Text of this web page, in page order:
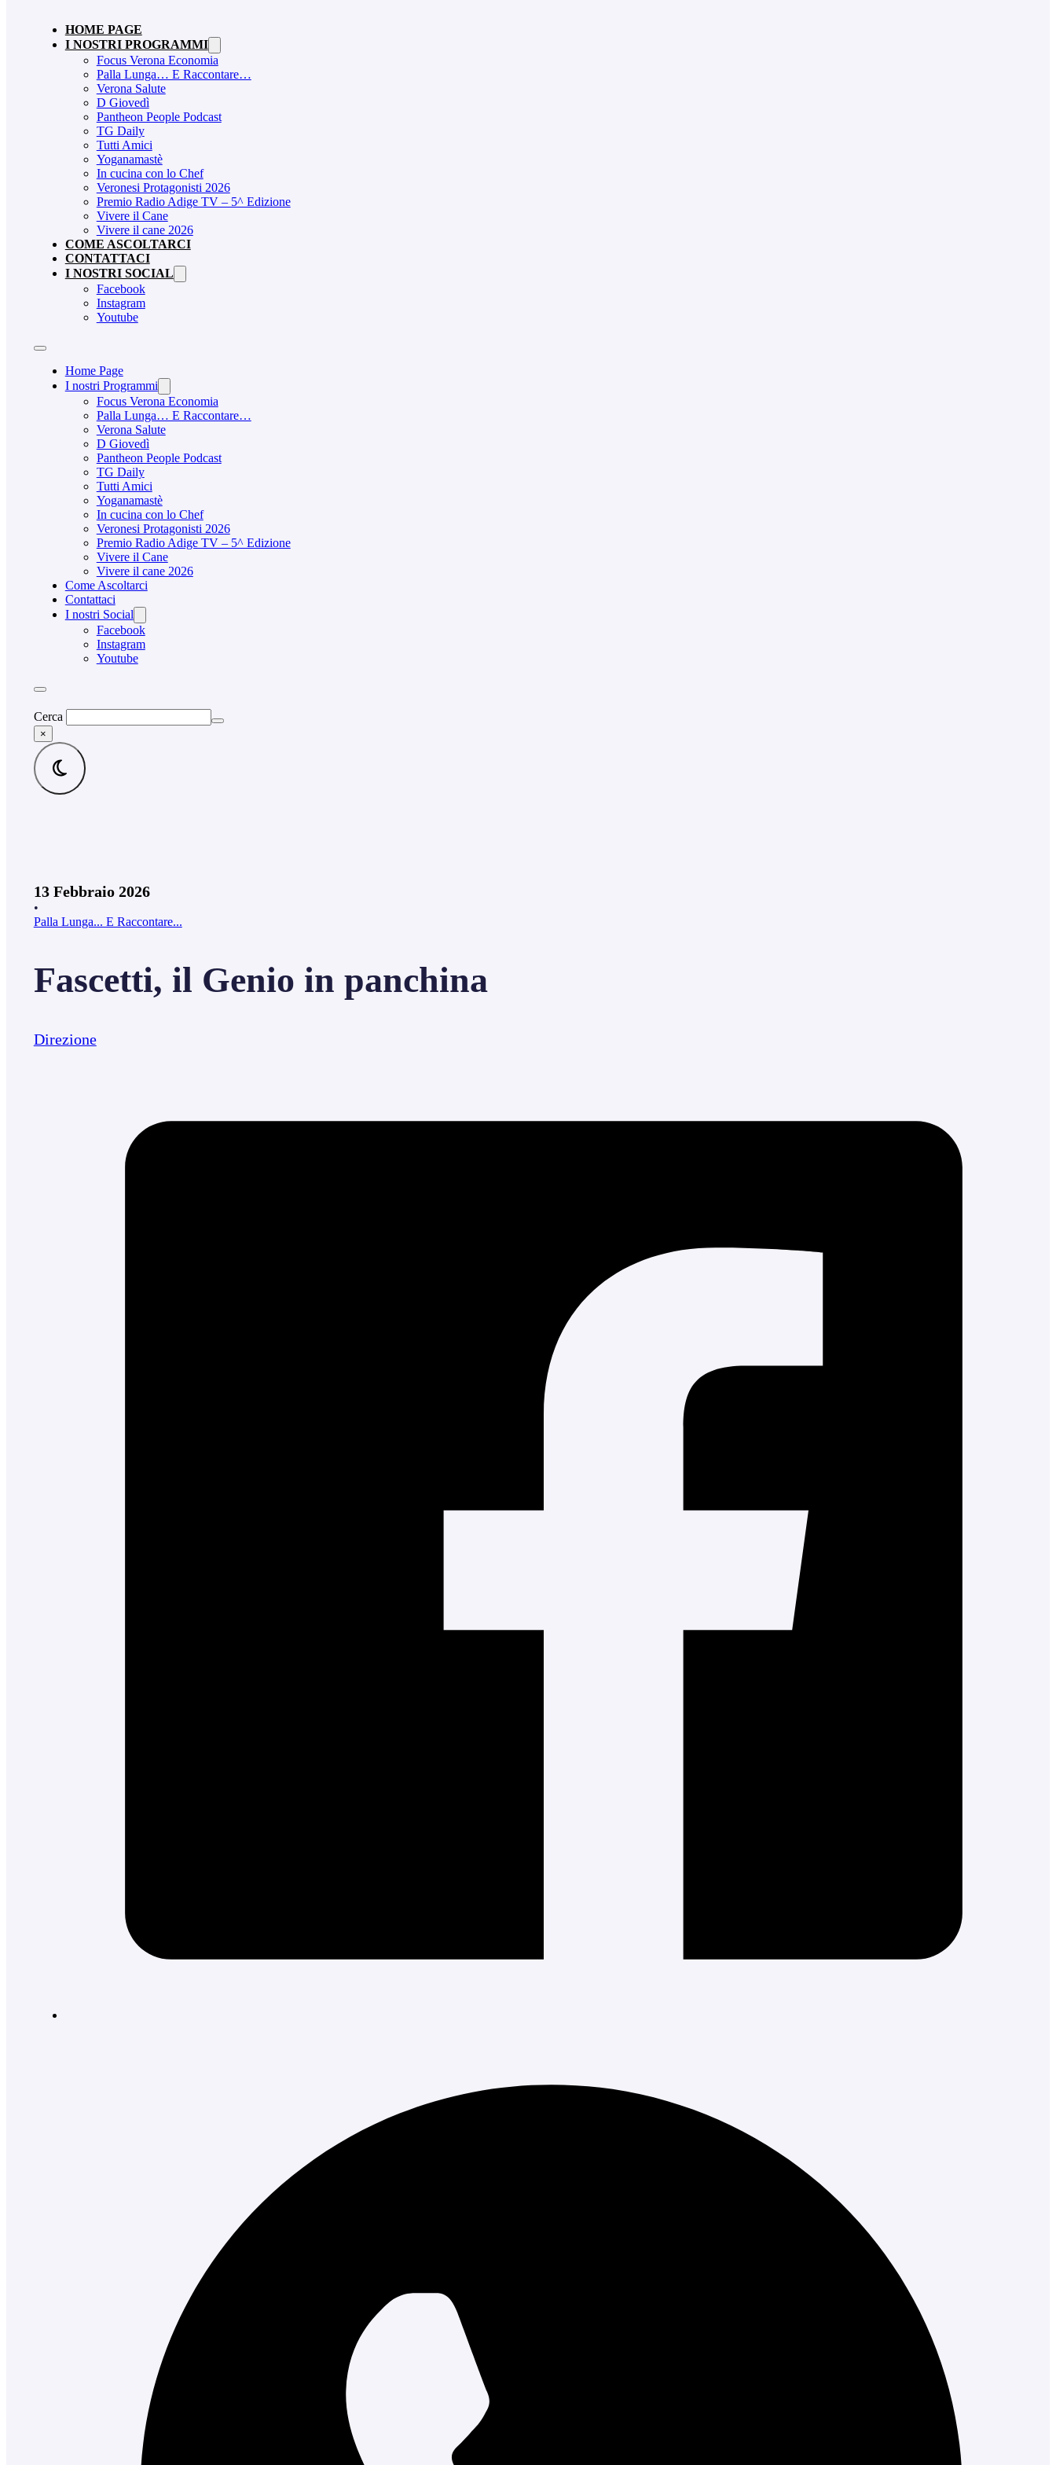
HOME PAGE
I NOSTRI PROGRAMMI
Focus Verona Economia
Palla Lunga… E Raccontare…
Verona Salute
D Giovedì
Pantheon People Podcast
TG Daily
Tutti Amici
Yoganamastè
In cucina con lo Chef
Veronesi Protagonisti 2026
Premio Radio Adige TV – 5^ Edizione
Vivere il Cane
Vivere il cane 2026
COME ASCOLTARCI
CONTATTACI
I NOSTRI SOCIAL
Facebook
Instagram
Youtube
Home Page
I nostri Programmi
Focus Verona Economia
Palla Lunga… E Raccontare…
Verona Salute
D Giovedì
Pantheon People Podcast
TG Daily
Tutti Amici
Yoganamastè
In cucina con lo Chef
Veronesi Protagonisti 2026
Premio Radio Adige TV – 5^ Edizione
Vivere il Cane
Vivere il cane 2026
Come Ascoltarci
Contattaci
I nostri Social
Facebook
Instagram
Youtube
Cerca
×
13 Febbraio 2026
•
Palla Lunga... E Raccontare...
Fascetti, il Genio in panchina
Direzione